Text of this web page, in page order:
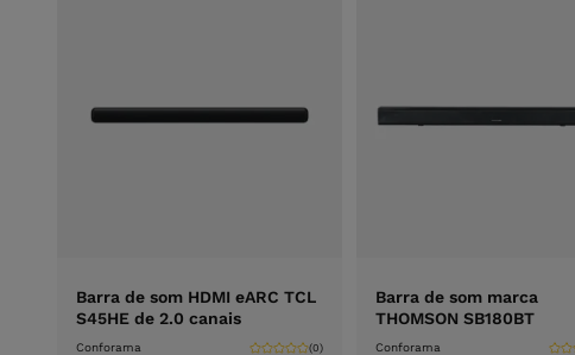
Barra de som HDMI eARC TCL
S45HE de 2.0 canais
Conforama (0)
Barra de som marca
THOMSON SB180BT
Conforama